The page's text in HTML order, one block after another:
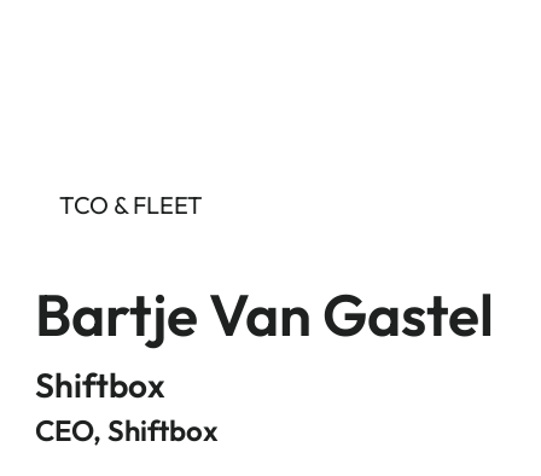
TCO & FLEET
Bartje Van Gastel
Shiftbox
CEO, Shiftbox